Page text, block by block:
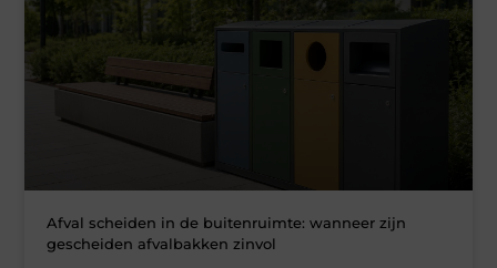
Afval scheiden in de buitenruimte: wanneer zijn
gescheiden afvalbakken zinvol